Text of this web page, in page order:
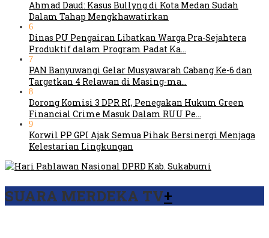
Ahmad Daud: Kasus Bullyng di Kota Medan Sudah
Dalam Tahap Mengkhawatirkan
6
Dinas PU Pengairan Libatkan Warga Pra-Sejahtera
Produktif dalam Program Padat Ka…
7
PAN Banyuwangi Gelar Musyawarah Cabang Ke-6 dan
Targetkan 4 Relawan di Masing-ma…
8
Dorong Komisi 3 DPR RI, Penegakan Hukum Green
Financial Crime Masuk Dalam RUU Pe…
9
Korwil PP GPI Ajak Semua Pihak Bersinergi Menjaga
Kelestarian Lingkungan
SUARA MERDEKA TV+